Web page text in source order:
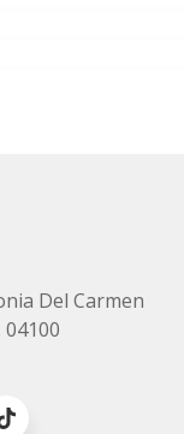
Del Carmen
04100